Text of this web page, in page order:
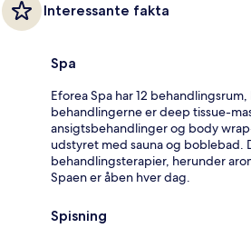
Interessante fakta
Spa
Eforea Spa har 12
behandlingerne er deep tissue-
ansigtsbehandlinger og body
udstyret med sauna og boblebad.
behandlingsterapier, herunder
Spaen er åben hver dag.
Spisning